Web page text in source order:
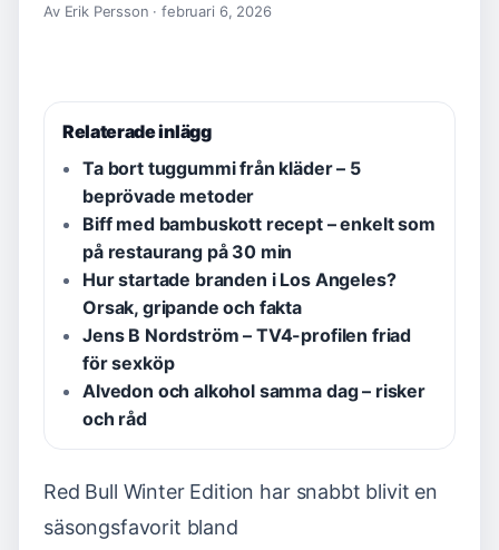
Av Erik Persson · februari 6, 2026
Relaterade inlägg
Ta bort tuggummi från kläder – 5
beprövade metoder
Biff med bambuskott recept – enkelt som
på restaurang på 30 min
Hur startade branden i Los Angeles?
Orsak, gripande och fakta
Jens B Nordström – TV4-profilen friad
för sexköp
Alvedon och alkohol samma dag – risker
och råd
Red Bull Winter Edition har snabbt blivit en
säsongsfavorit bland